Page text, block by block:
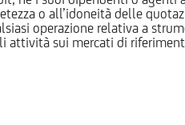
o all’idoneità delle
operazione relativa a
attività sui mercati di